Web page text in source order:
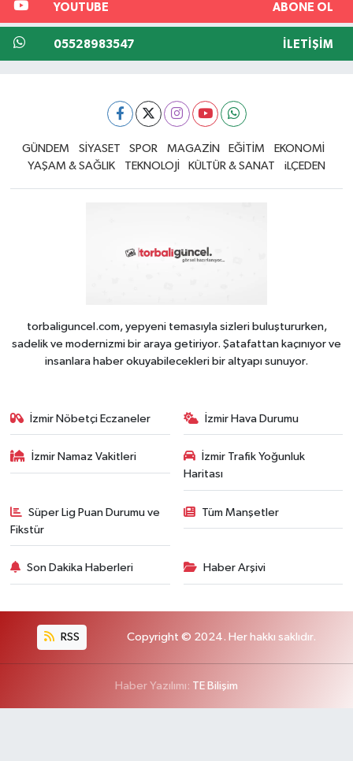
YOUTUBE ABONE OL
05528983547 İLETIŞIM
GÜNDEM SİYASET SPOR MAGAZİN EĞİTİM
EKONOMİ
YAŞAM & SAĞLIK
TEKNOLOJİ KÜLTÜR & SANAT iLÇEDEN
torbaliguncel.com, yepyeni temasıyla sizleri buluştururken,
sadelik ve modernizmi bir araya getiriyor. Şatafattan kaçınıyor ve
insanlara haber okuyabilecekleri bir altyapı sunuyor.
İzmir Nöbetçi Eczaneler İzmir Hava Durumu
İzmir Namaz Vakitleri
İzmir Trafik Yoğunluk
Haritası
Süper Lig Puan Durumu ve
Fikstür
Tüm Manşetler
Son Dakika Haberleri Haber Arşivi
RSS Copyright © 2024. Her hakkı saklıdır.
Haber Yazılımı: TE Bilişim